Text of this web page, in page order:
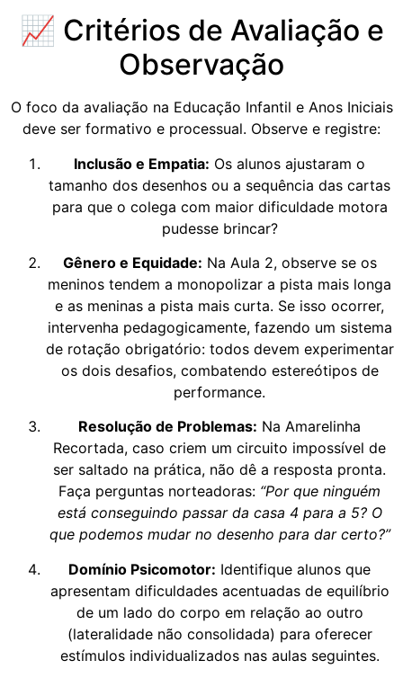
📈 Critérios de Avaliação e
Observação
O foco da avaliação na Educação Infantil e Anos Iniciais
deve ser formativo e processual. Observe e registre:
Inclusão e Empatia: Os alunos ajustaram o
tamanho dos desenhos ou a sequência das cartas
para que o colega com maior dificuldade motora
pudesse brincar?
Gênero e Equidade: Na Aula 2, observe se os
meninos tendem a monopolizar a pista mais longa
e as meninas a pista mais curta. Se isso ocorrer,
intervenha pedagogicamente, fazendo um sistema
de rotação obrigatório: todos devem experimentar
os dois desafios, combatendo estereótipos de
performance.
Resolução de Problemas: Na Amarelinha
Recortada, caso criem um circuito impossível de
ser saltado na prática, não dê a resposta pronta.
Faça perguntas norteadoras: “Por que ninguém
está conseguindo passar da casa 4 para a 5? O
que podemos mudar no desenho para dar certo?”
Domínio Psicomotor: Identifique alunos que
apresentam dificuldades acentuadas de equilíbrio
de um lado do corpo em relação ao outro
(lateralidade não consolidada) para oferecer
estímulos individualizados nas aulas seguintes.